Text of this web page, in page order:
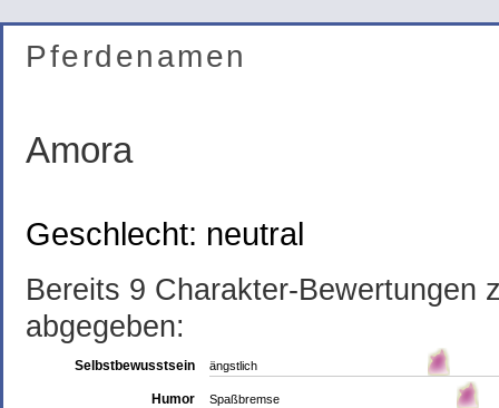
Pferdenamen
Amora
Geschlecht: neutral
Bereits 9 Charakter-Bewertungen
abgegeben:
Selbstbewusstsein ängstlich
Humor Spaßbremse